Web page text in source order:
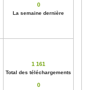
0
La semaine dernière
1 161
Total des téléchargements
0